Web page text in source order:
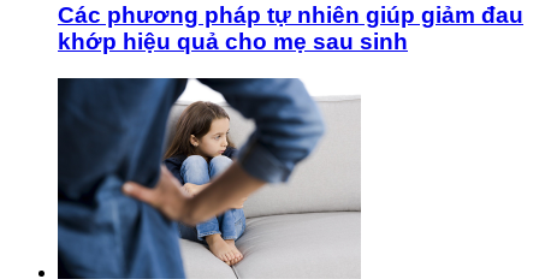
Các phương pháp tự nhiên giúp giảm đau
khớp hiệu quả cho mẹ sau sinh